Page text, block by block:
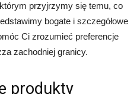
przyjrzymy się temu, co
bogate i szczegółowe
Ci zrozumieć preferencje
zachodniej granicy.
produkty